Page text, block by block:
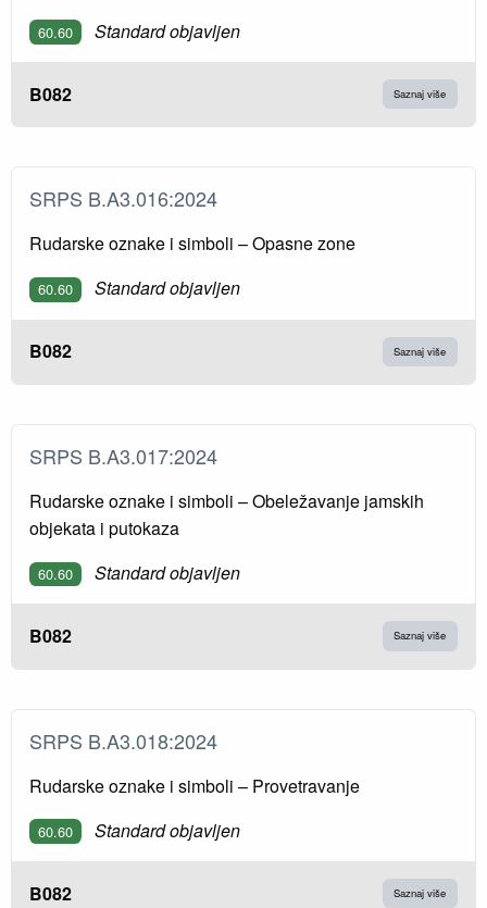
60.60 Standard objavljen
B082 Saznaj više
SRPS B.A3.016:2024
Rudarske oznake i simboli – Opasne zone
60.60 Standard objavljen
B082 Saznaj više
SRPS B.A3.017:2024
Rudarske oznake i simboli – Obeležavanje jamskih
objekata i putokaza
60.60 Standard objavljen
B082 Saznaj više
SRPS B.A3.018:2024
Rudarske oznake i simboli – Provetravanje
60.60 Standard objavljen
B082 Saznaj više